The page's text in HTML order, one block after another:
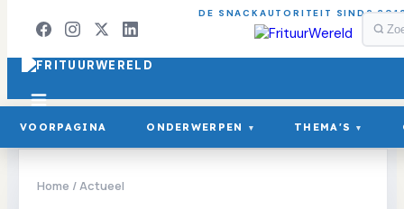
DE SNACKAUTORITEIT SINDS
VOORPAGINA ONDERWERPEN ▾ THEMA'S ▾
Home /Actueel